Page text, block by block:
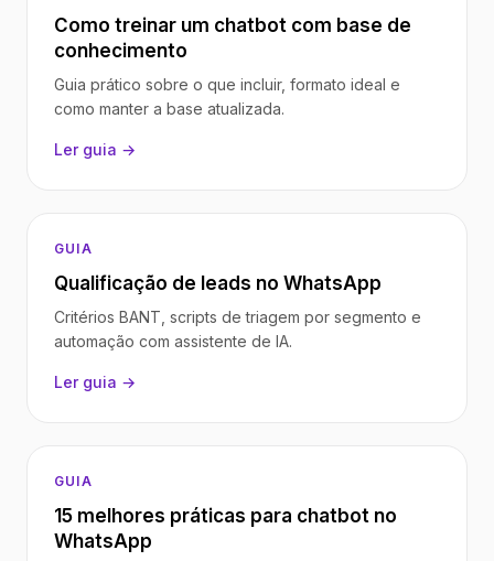
Como treinar um chatbot com base de
conhecimento
Guia prático sobre o que incluir, formato ideal e
como manter a base atualizada.
Ler guia →
GUIA
Qualificação de leads no WhatsApp
Critérios BANT, scripts de triagem por segmento e
automação com assistente de IA.
Ler guia →
GUIA
15 melhores práticas para chatbot no
WhatsApp